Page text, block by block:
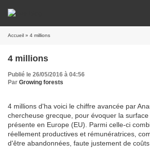
Accueil » 4 millions
4 millions
Publié le 26/05/2016 à 04:56
Par Growing forests
4 millions d'ha voici le chiffre avancée par
chercheuse grecque, pour évoquer la
présente en Europe (EU). Parmi celle-ci
réellement productives et rémunératrices,
d'être abandonnées, faute justement de